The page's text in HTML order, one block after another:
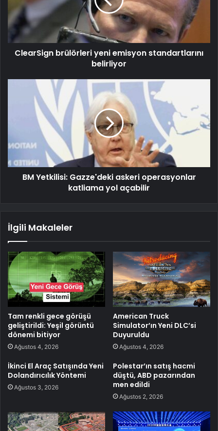
ClearSign brülörleri yeni emisyon standartlarını
belirliyor
BM Yetkilisi: Gazze'deki askeri operasyonlar
katliama yol açabilir
İlgili Makaleler
Tam renkli gece görüşü
geliştirildi: Yeşil görüntü
dönemi bitiyor
Ağustos 4, 2026
American Truck
Simulator’ın Yeni DLC’si
Duyuruldu
Ağustos 4, 2026
İkinci El Araç Satışında Yeni
Dolandırıcılık Yöntemi
Ağustos 3, 2026
Polestar’ın satış hacmi
düştü, ABD pazarından
men edildi
Ağustos 2, 2026